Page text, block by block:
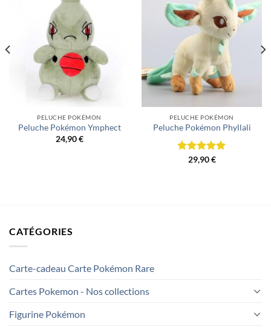
PELUCHE POKÉMON
Peluche Pokémon Ymphect
24,90€
PELUCHE POKÉMON
Peluche Pokémon Phyllali
Note5.00
29,90€
CATÉGORIES
Carte-cadeau Carte Pokémon Rare
Cartes Pokemon - Nos collections
Figurine Pokémon